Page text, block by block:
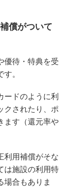
償がついて
優待・特典を受
。
ードのように利
クされたり、ポ
ます（還元率や
利用補償がそな
は施設の利用特
場合もありま